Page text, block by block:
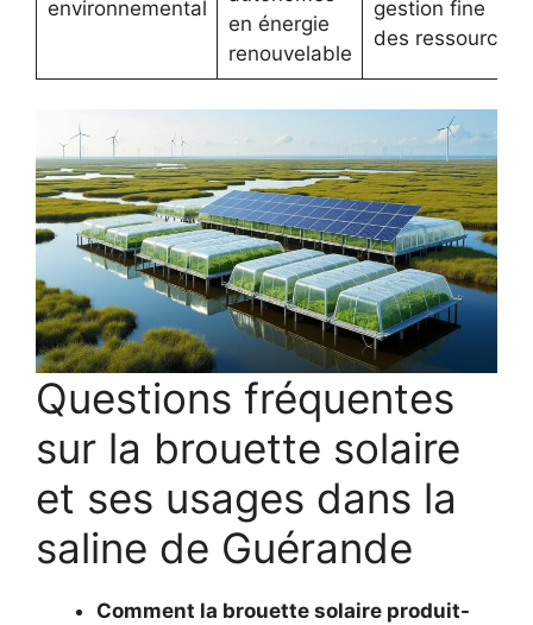
environnemental
en énergie
renouvelable
gestion fine
des ressources
Questions fréquentes
sur la brouette solaire
et ses usages dans la
saline de Guérande
Comment la brouette solaire produit-